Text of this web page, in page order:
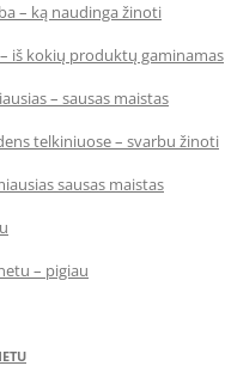
– ką naudinga žinoti
iš kokių produktų gaminamas
– sausas maistas
telkiniuose – svarbu žinoti
sausas maistas
– pigiau